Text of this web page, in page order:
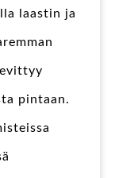
laastin ja
pintaan.